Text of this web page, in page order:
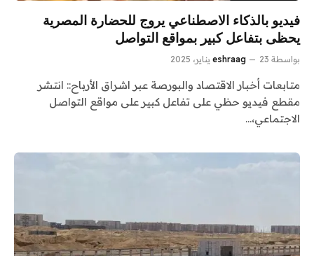
فيديو بالذكاء الاصطناعي يروج للحضارة المصرية
يحظى بتفاعل كبير بمواقع التواصل
بواسطة eshraag 23 يناير، 2025
متابعات أخبار الاقتصاد والبورصة عبر اشراق الأرباح:: انتشر
مقطع فيديو حظي على تفاعل كبير على مواقع التواصل
الاجتماعي،…